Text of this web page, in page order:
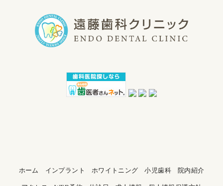
ホーム インプラント ホワイトニング 小児歯科 院内紹介